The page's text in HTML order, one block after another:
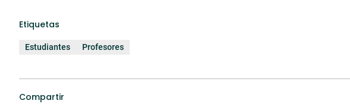
Etiquetas
Estudiantes Profesores
Compartir